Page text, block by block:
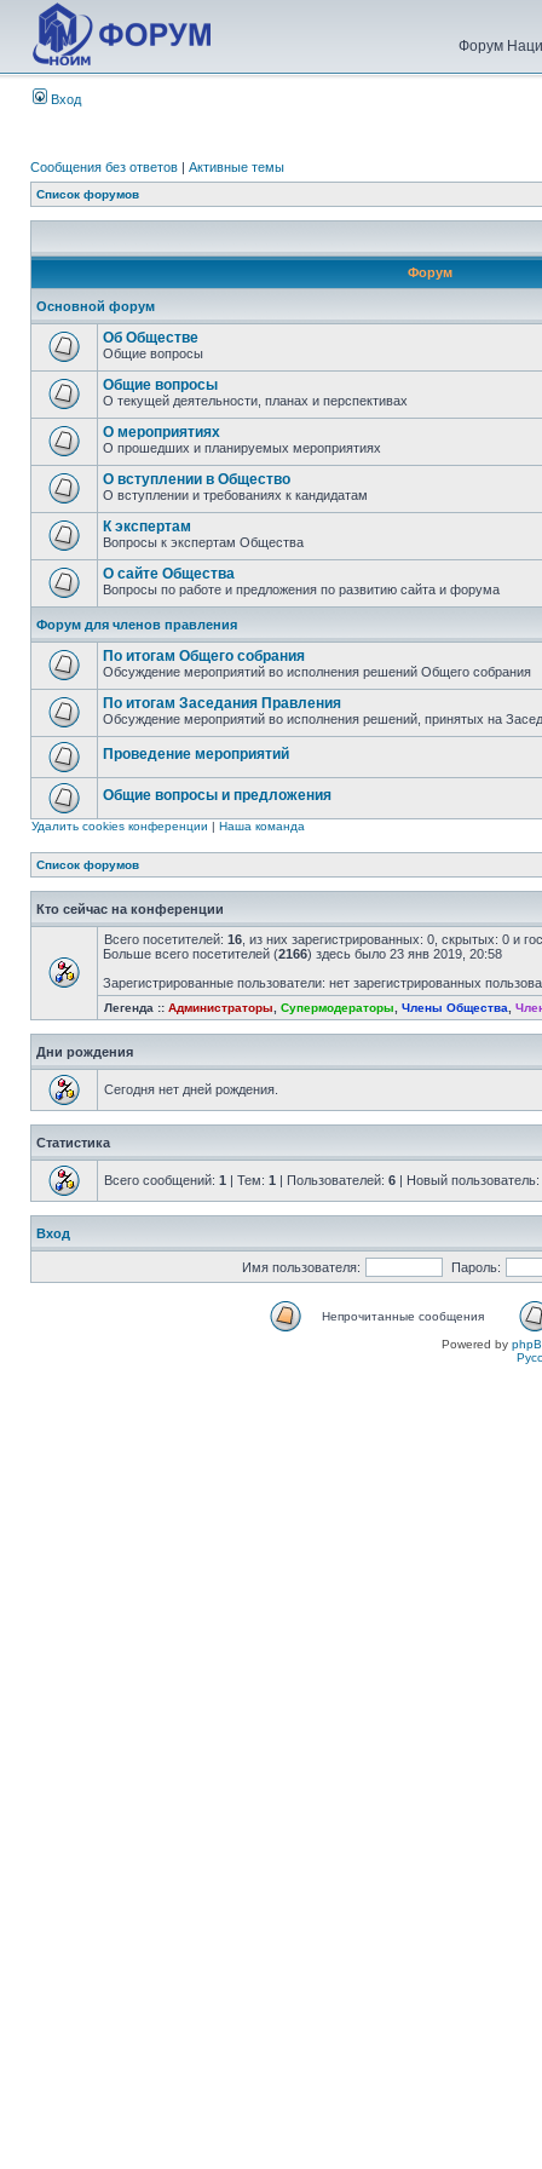
Форум
Вход
Сообщения без ответов | Активные темы
Список форумов
Форум
Основной форум
Об Обществе
Общие вопросы
Общие вопросы
О текущей деятельности, планах и перспективах
О мероприятиях
О прошедших и планируемых мероприятиях
О вступлении в Общество
О вступлении и требованиях к кандидатам
К экспертам
Вопросы к экспертам Общества
О сайте Общества
Вопросы по работе и предложения по развитию сайта и форума
Форум для членов правления
По итогам Общего собрания
Обсуждение мероприятий во исполнения решений Общего собрания
По итогам Заседания Правления
Обсуждение мероприятий во исполнения решений, принятых на
Проведение мероприятий
Общие вопросы и предложения
Удалить cookies конференции | Наша команда
Список форумов
Кто сейчас на конференции
Всего посетителей: 16 , из них зарегистрированных: 0, скрытых: 0 и
Больше всего посетителей (2166) здесь было 23 янв 2019, 20:58
Зарегистрированные пользователи: нет зарегистрированных
Легенда :: Администраторы Супермодераторы Члены Общества
Дни рождения
Сегодня нет дней рождения.
Статистика
Всего сообщений: 1 | Тем: 1 | Пользователей: 6 | Новый пользователь:
Вход
Имя пользователя: Пароль:
Непрочитанные сообщения
Powered by